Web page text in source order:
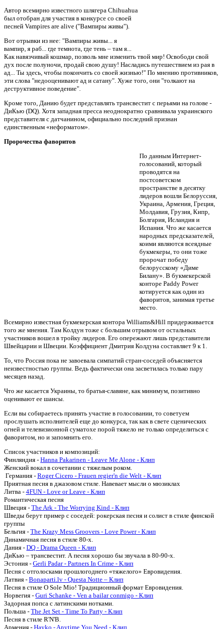
Автор всемирно известного шлягера Chihuahua
был отобран для участия в конкурсе со своей
песней Vampires are alive ("Вампиры живы").
Вот отрывки из нее: "Вампиры живы... я
вампир, я раб... где темнота, где тень – там я...
Как навязчивый кошмар, позволь мне изменить твой мир! Освободи свой
дух после полуночи, продай свою душу! Насладись путешествием из рая в
ад... Ты здесь, чтобы покончить со своей жизнью!" По мнению противников,
эти слова "недооценивают ад и сатану". Хуже того, они "толкают на
деструктивное поведение".
Кроме того, Данию будет представлять трансвестит с перьями на голове -
ДиКью (DQ). Хотя западная пресса неоднократно сравнивала украинского
представителя с датчанином, официально последний признан
единственным «неформатом».
Пророчества фаворитов
По данным Интернет-
голосований, который
проводятся на
постсоветском
пространстве в десятку
лидеров вошли Белоруссия,
Украина, Армения, Греция,
Молдавия, Грузия, Кипр,
Болгария, Исландия и
Испания. Что же касается
народных предсказателей,
коими являются всеядные
букмекеры, то они тоже
пророчат победу
белорусскому «Диме
Билану». В букмекерской
конторе Paddy Power
котируется как один из
фаворитов, занимая третье
место.
Всемирно известная букмекерская контора Williams&Hill придерживается
того же мнения. Там Колдун тоже с большим отрывом от остальных
участников вошел в тройку лидеров. Его опережают лишь представители
Швейцарии и Швеции. Коэффициент Дмитрия Колдуна составляет 9 к 1.
То, что Россия пока не завоевала симпатий стран-соседей объясняется
неизвестностью группы. Ведь фактически она засветилась только пару
месяцев назад.
Что же касается Украины, то братья-славяне, как минимум, позитивно
оценивают ее шансы.
Если вы собираетесь принять участие в голосовании, то советуем
прослушать исполнителей еще до конкурса, так как в свете сценических
огней и телевизионной суматохе порой тяжело не только определиться с
фаворитом, но и запомнить его.
Список участников и композиций:
Финляндия - Hanna Pakarinen - Leave Me Alone - Клип
Женский вокал в сочетании с тяжелым роком.
Германия - Roger Cicero - Frauen regier'n die Welt - Клип
Приятная песня в джазовом стиле. Навевает мысли о мюзиклах
Литва - 4FUN - Love or Leave - Клип
Романтическая песня
Швеция - The Ark - The Worrying Kind - Клип
Шведы берут пример с соседей: рокерская песня и солист в стиле финской
группы
Бельгия - The Krazy Mess Groovers - Love Power - Клип
Динамичная песня в стиле 80-х.
Дания - DQ - Drama Queen - Клип
ДиКью – трансвестит. А песня хорошо бы звучала в 80-90-х.
Эстония - Gerli Padar - Partners In Crime - Клип
Песня с отголосками прошлогоднего «тяжелого» Евровидения.
Латвия - Bonaparti.lv - Questa Notte – Клип
Песня в стиле O Sole Mio! Традиционный формат Евровидения.
Норвегия - Guri Schanke - Ven a bailar conmigo - Клип
Задорная попса с латинскими нотками.
Польша - The Jet Set - Time To Party - Клип
Песня в стиле R'N'B.
Армения - Hayko - Anytime You Need - Клип